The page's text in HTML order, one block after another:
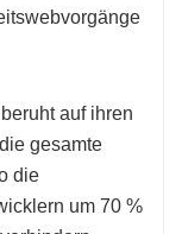
auf ihren
gesamte
die
um 70 %